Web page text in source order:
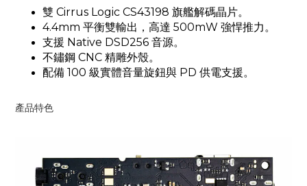
雙 Cirrus Logic CS43198 旗艦解碼晶片。
4.4mm 平衡雙輸出，高達 500mW 強悍推力。
支援 Native DSD256 音源。
不鏽鋼 CNC 精雕外殼。
配備 100 級實體音量旋鈕與 PD 供電支援。
產品特色